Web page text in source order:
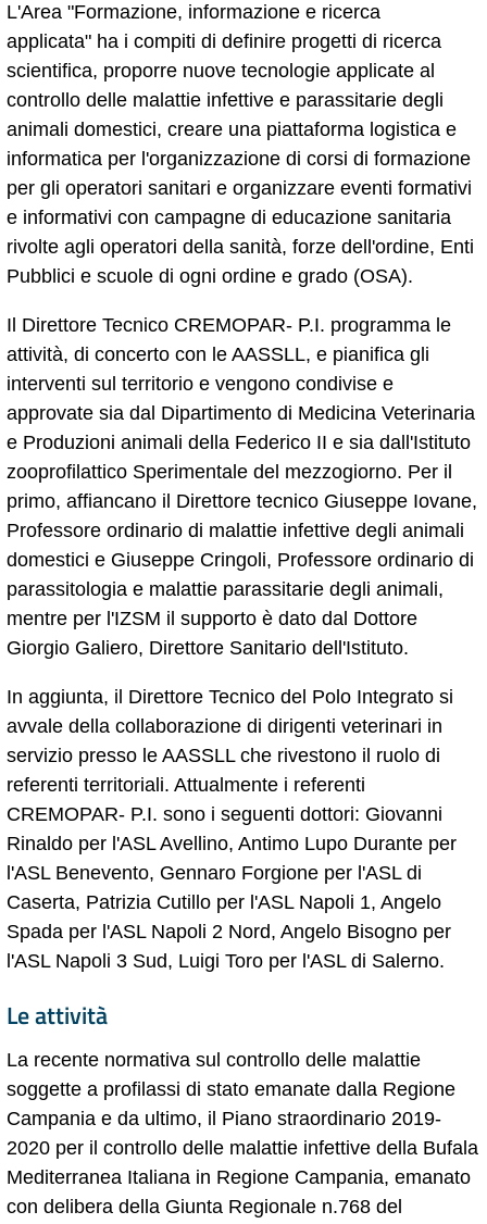
L'Area "Formazione, informazione e ricerca
applicata" ha i compiti di definire progetti di ricerca
scientifica, proporre nuove tecnologie applicate al
controllo delle malattie infettive e parassitarie degli
animali domestici, creare una piattaforma logistica e
informatica per l'organizzazione di corsi di formazione
per gli operatori sanitari e organizzare eventi formativi
e informativi con campagne di educazione sanitaria
rivolte agli operatori della sanità, forze dell'ordine, Enti
Pubblici e scuole di ogni ordine e grado (OSA).
Il Direttore Tecnico CREMOPAR- P.I. programma le
attività, di concerto con le AASSLL, e pianifica gli
interventi sul territorio e vengono condivise e
approvate sia dal Dipartimento di Medicina Veterinaria
e Produzioni animali della Federico II e sia dall'Istituto
zooprofilattico Sperimentale del mezzogiorno. Per il
primo, affiancano il Direttore tecnico Giuseppe Iovane,
Professore ordinario di malattie infettive degli animali
domestici e Giuseppe Cringoli, Professore ordinario di
parassitologia e malattie parassitarie degli animali,
mentre per l'IZSM il supporto è dato dal Dottore
Giorgio Galiero, Direttore Sanitario dell'Istituto.
In aggiunta, il Direttore Tecnico del Polo Integrato si
avvale della collaborazione di dirigenti veterinari in
servizio presso le AASSLL che rivestono il ruolo di
referenti territoriali. Attualmente i referenti
CREMOPAR- P.I. sono i seguenti dottori: Giovanni
Rinaldo per l'ASL Avellino, Antimo Lupo Durante per
l'ASL Benevento, Gennaro Forgione per l'ASL di
Caserta, Patrizia Cutillo per l'ASL Napoli 1, Angelo
Spada per l'ASL Napoli 2 Nord, Angelo Bisogno per
l'ASL Napoli 3 Sud, Luigi Toro per l'ASL di Salerno.
Le attività
La recente normativa sul controllo delle malattie
soggette a profilassi di stato emanate dalla Regione
Campania e da ultimo, il Piano straordinario 2019-
2020 per il controllo delle malattie infettive della Bufala
Mediterranea Italiana in Regione Campania, emanato
con delibera della Giunta Regionale n.768 del